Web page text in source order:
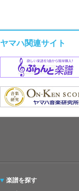
ヤマハ関連サイト
楽譜を探す